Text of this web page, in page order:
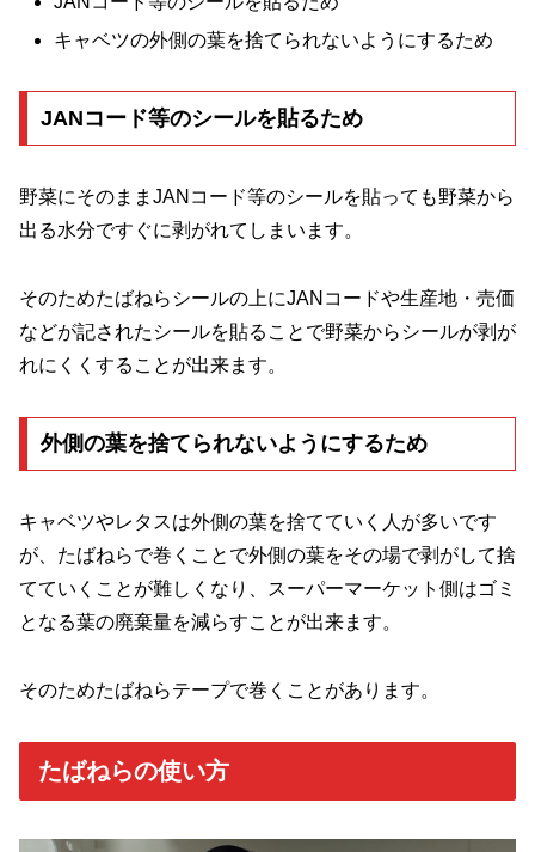
キャベツの外側の葉を捨てられないようにするため
JANコード等のシールを貼るため
野菜にそのままJANコード等のシールを貼っても野菜から
出る水分ですぐに剥がれてしまいます。
そのためたばねらシールの上にJANコードや生産地・売価
などが記されたシールを貼ることで野菜からシールが剥が
れにくくすることが出来ます。
外側の葉を捨てられないようにするため
キャベツやレタスは外側の葉を捨てていく人が多いです
が、たばねらで巻くことで外側の葉をその場で剥がして捨
てていくことが難しくなり、スーパーマーケット側はゴミ
となる葉の廃棄量を減らすことが出来ます。
そのためたばねらテープで巻くことがあります。
たばねらの使い方